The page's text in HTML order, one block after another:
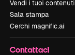
Vendi i tuoi contenuti
Sala stampa
Cerchi magnific.ai
Contattaci